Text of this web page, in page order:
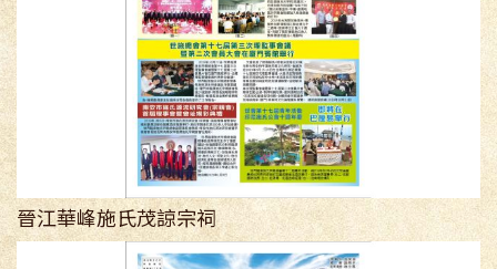
晉江華峰施氏茂諒宗祠